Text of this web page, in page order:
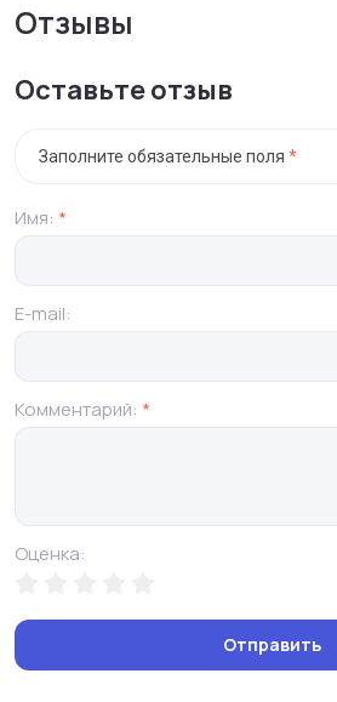
Отзывы
Оставьте отзыв
Заполните обязательные поля *
Имя: *
E-mail:
Комментарий: *
Оценка:
Отправить